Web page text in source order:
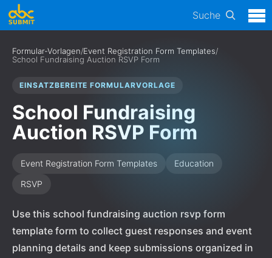
Suche
Formular-Vorlagen/Event Registration Form Templates/
School Fundraising Auction RSVP Form
EINSATZBEREITE FORMULARVORLAGE
School Fundraising
Auction RSVP Form
Event Registration Form Templates
Education
RSVP
Use this school fundraising auction rsvp form
template form to collect guest responses and event
planning details and keep submissions organized in